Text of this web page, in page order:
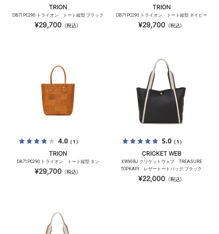
TRION
DB71PC290 トライオン トート縦型 ブラック
¥29,700（税込）
TRION
DB71PC290 トライオン トート縦型 ネイビー
¥29,700（税込）
4.0（1）
TRION
DB71PC290 トライオン トート縦型 タン
¥29,700（税込）
5.0（1）
CRICKET WEB
XW90BJ クリケットウェブ TREASURE
TOPKAPI レザートートバッグ ブラック
¥22,000（税込）